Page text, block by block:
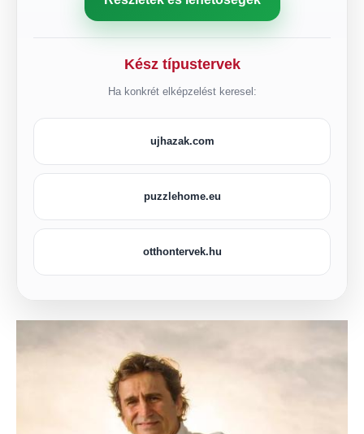
Kész típustervek
Ha konkrét elképzelést keresel:
ujhazak.com
puzzlehome.eu
otthontervek.hu